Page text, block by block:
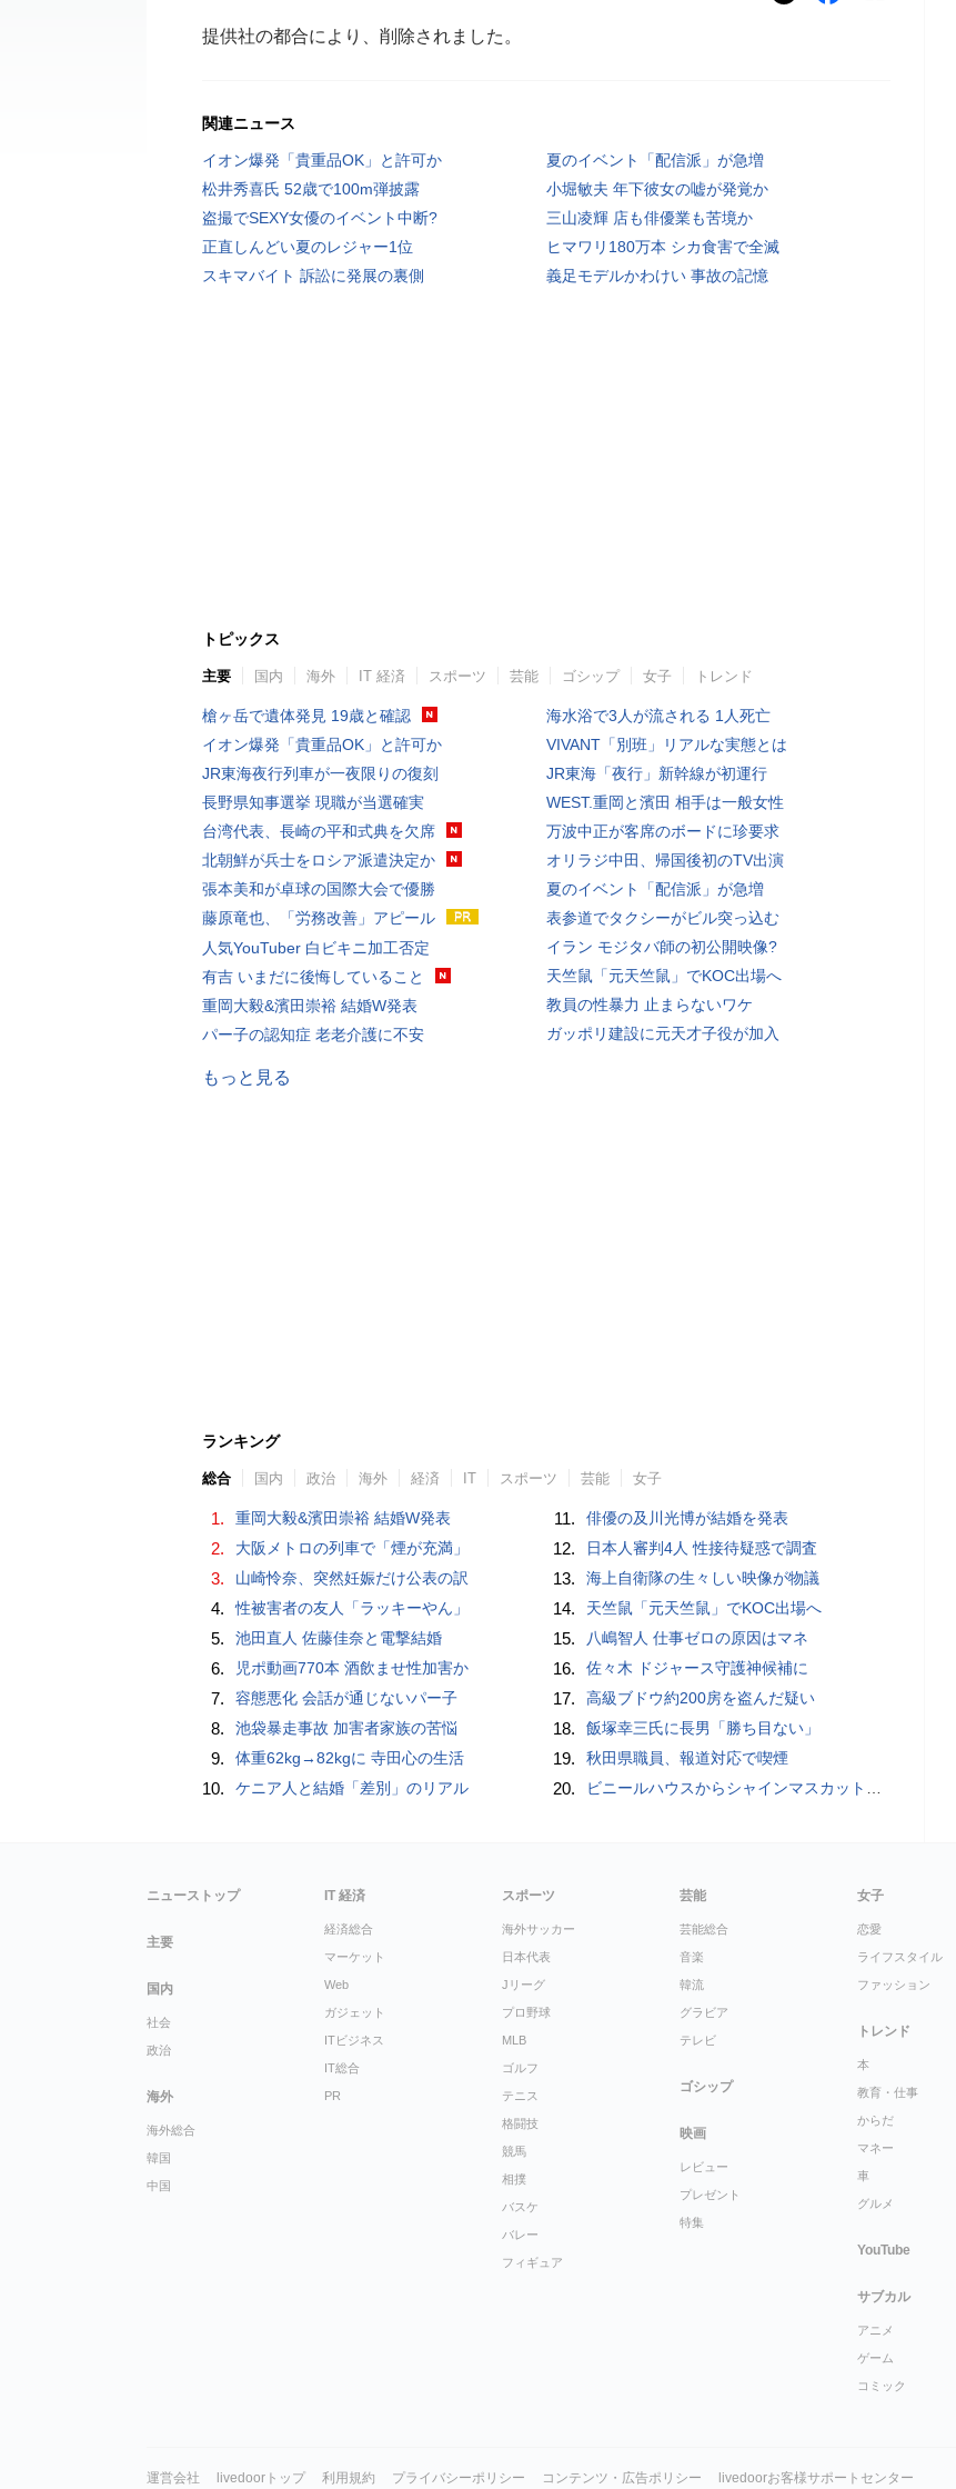
提供社の都合により、削除されました。
関連ニュース
イオン爆発「貴重品OK」と許可か
夏のイベント「配信派」が急増
松井秀喜氏 52歳で100m弾披露
小堀敏夫 年下彼女の嘘が発覚か
盗撮でSEXY女優のイベント中断?
三山凌輝 店も俳優業も苦境か
正直しんどい夏のレジャー1位
ヒマワリ180万本 シカ食害で全滅
スキマバイト 訴訟に発展の裏側
義足モデルかわけい 事故の記憶
トピックス
主要 国内 海外 IT 経済 スポーツ 芸能 ゴシップ 女子 トレンド
槍ヶ岳で遺体発見 19歳と確認
イオン爆発「貴重品OK」と許可か
JR東海夜行列車が一夜限りの復刻
長野県知事選挙 現職が当選確実
台湾代表、長崎の平和式典を欠席
北朝鮮が兵士をロシア派遣決定か
張本美和が卓球の国際大会で優勝
藤原竜也、「労務改善」アピール
人気YouTuber 白ビキニ加工否定
有吉 いまだに後悔していること
重岡大毅&濱田崇裕 結婚W発表
パー子の認知症 老老介護に不安
海水浴で3人が流される 1人死亡
VIVANT「別班」リアルな実態とは
JR東海「夜行」新幹線が初運行
WEST.重岡と濱田 相手は一般女性
万波中正が客席のボードに珍要求
オリラジ中田、帰国後初のTV出演
夏のイベント「配信派」が急増
表参道でタクシーがビル突っ込む
イラン モジタバ師の初公開映像?
天竺鼠「元天竺鼠」でKOC出場へ
教員の性暴力 止まらないワケ
ガッポリ建設に元天才子役が加入
もっと見る
ランキング
総合 国内 政治 海外 経済 IT スポーツ 芸能 女子
1. 重岡大毅&濱田崇裕 結婚W発表
2. 大阪メトロの列車で「煙が充満」
3. 山崎怜奈、突然妊娠だけ公表の訳
4. 性被害者の友人「ラッキーやん」
5. 池田直人 佐藤佳奈と電撃結婚
6. 児ポ動画770本 酒飲ませ性加害か
7. 容態悪化 会話が通じないパー子
8. 池袋暴走事故 加害者家族の苦悩
9. 体重62kg→82kgに 寺田心の生活
10. ケニア人と結婚「差別」のリアル
11. 俳優の及川光博が結婚を発表
12. 日本人審判4人 性接待疑惑で調査
13. 海上自衛隊の生々しい映像が物議
14. 天竺鼠「元天竺鼠」でKOC出場へ
15. 八嶋智人 仕事ゼロの原因はマネ
16. 佐々木 ドジャース守護神候補に
17. 高級ブドウ約200房を盗んだ疑い
18. 飯塚幸三氏に長男「勝ち目ない」
19. 秋田県職員、報道対応で喫煙
20. ビニールハウスからシャインマスカット約200房を盗んだ疑い ネットで販売か 無職の男（42）逮捕 岡山県警
ニューストップ
主要
国内
社会
政治
海外
海外総合
韓国
中国
IT 経済
経済総合
マーケット
Web
ガジェット
ITビジネス
IT総合
PR
スポーツ
海外サッカー
日本代表
Jリーグ
プロ野球
MLB
ゴルフ
テニス
格闘技
競馬
相撲
バスケ
バレー
フィギュア
芸能
芸能総合
音楽
韓流
グラビア
テレビ
ゴシップ
映画
レビュー
プレゼント
特集
女子
恋愛
ライフスタイル
ファッション
トレンド
本
教育・仕事
からだ
マネー
車
グルメ
YouTube
サブカル
アニメ
ゲーム
コミック
運営会社 livedoorトップ 利用規約 プライバシーポリシー コンテンツ・広告ポリシー livedoorお客様サポートセンター